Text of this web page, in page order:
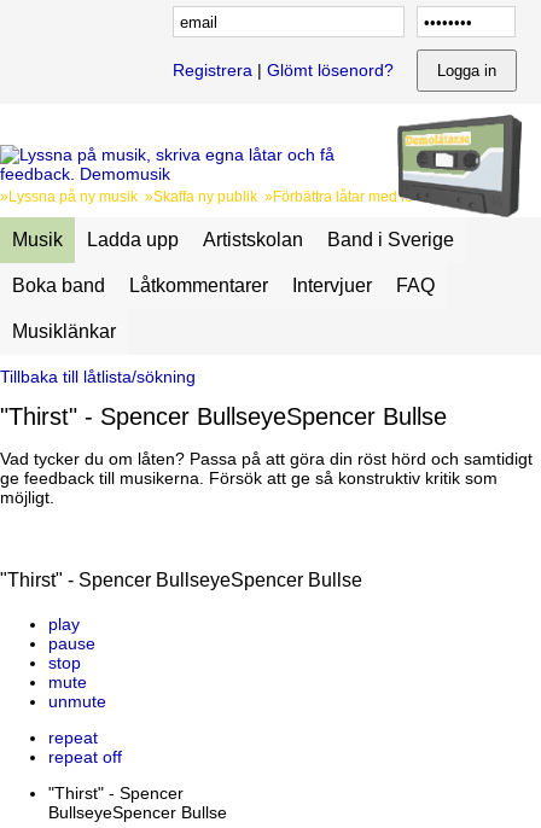
Registrera | Glömt lösenord?
»Lyssna på ny musik »Skaffa ny publik »Förbättra låtar med feedback
Musik Ladda upp Artistskolan Band i Sverige
Boka band Låtkommentarer Intervjuer FAQ
Musiklänkar
Tillbaka till låtlista/sökning
"Thirst" - Spencer BullseyeSpencer Bullse
Vad tycker du om låten? Passa på att göra din röst hörd och samtidigt
ge feedback till musikerna. Försök att ge så konstruktiv kritik som
möjligt.
"Thirst" - Spencer BullseyeSpencer Bullse
play
pause
stop
mute
unmute
repeat
repeat off
"Thirst" - Spencer
BullseyeSpencer Bullse